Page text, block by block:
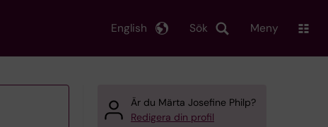
Sök
English Meny
Är du Märta Josefine Philp?
Redigera din profil